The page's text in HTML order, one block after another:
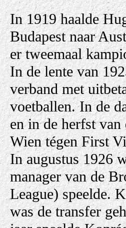
In 1919 haalde
Budapest naar
er tweemaal
In de lente van
verband met
voetballen. In de
en in de herfst
Wien tégen First
In augustus 1926
manager van de
League) speelde.
was de transfer